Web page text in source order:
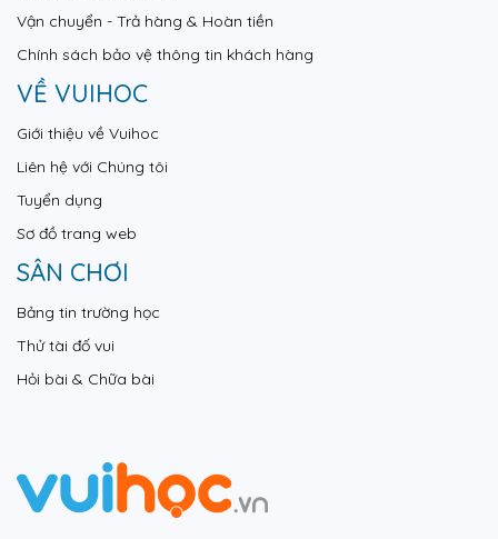
Vận chuyển - Trả hàng & Hoàn tiền
Chính sách bảo vệ thông tin khách hàng
VỀ VUIHOC
Giới thiệu về Vuihoc
Liên hệ với Chúng tôi
Tuyển dụng
Sơ đồ trang web
SÂN CHƠI
Bảng tin trường học
Thử tài đố vui
Hỏi bài & Chữa bài